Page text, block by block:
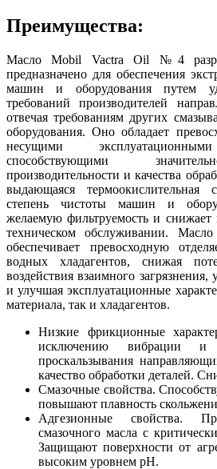
Преимущества:
Масло Mobil Vactra Oil №4
предназначено для обеспечения
машин и оборудования путем
требований производителей
отвечая требованиям других
оборудования. Оно обладает
несущими
способствующими
производительности и качества
выдающаяся термоокислительная
степень чистоты машин и
желаемую фильтруемость и снижает
техническом обслуживании.
обеспечивает превосходную
водных хладагентов, снижая
воздействия взаимного
и улучшая эксплуатационные
материала, так и хладагентов.
Низкие фрикционные
исключению вибрации и
проскальзывания
качество обработки деталей.
Смазочные свойства.
повышают плавность
Адгезионные свойства.
смазочного масла с
Защищают поверхности от
высоким уровнем pH.